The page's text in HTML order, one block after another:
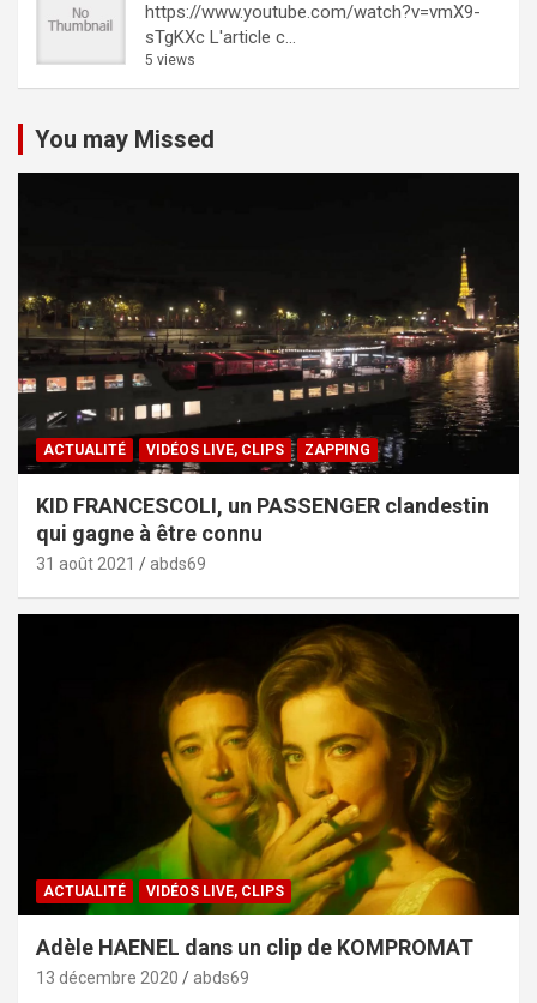
https://www.youtube.com/watch?v=vmX9-
sTgKXc L'article c...
5 views
You may Missed
ACTUALITÉ VIDÉOS LIVE, CLIPS ZAPPING
KID FRANCESCOLI, un PASSENGER clandestin
qui gagne à être connu
31 août 2021 abds69
ACTUALITÉ VIDÉOS LIVE, CLIPS
Adèle HAENEL dans un clip de KOMPROMAT
13 décembre 2020 abds69